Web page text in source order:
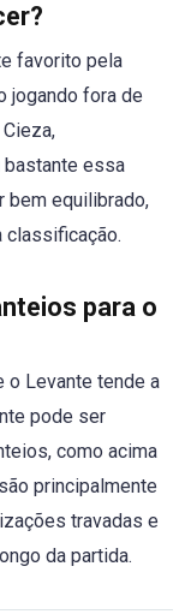
favorito pela
jogando fora de
essa
bem equilibrado,
classificação.
para o
o Levante tende a
pode ser
como acima
principalmente
travadas e
da partida.